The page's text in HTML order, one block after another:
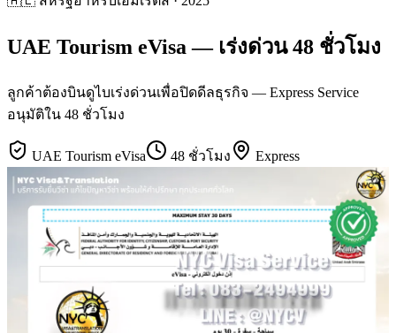
UAE Tourism eVisa — เร่งด่วน 48 ชั่วโมง
ลูกค้าต้องบินดูไบเร่งด่วนเพื่อปิดดีลธุรกิจ — Express Service
อนุมัติใน 48 ชั่วโมง
UAE Tourism eVisa 48 ชั่วโมง Express